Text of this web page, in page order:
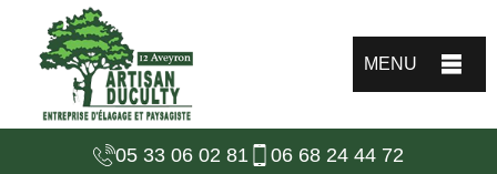
MENU
05 33 06 02 81 06 68 24 44 72